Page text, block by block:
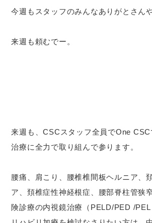
今週もスタッフのみんなありがとさんや
来週も頼むでー。
来週も、CSCスタッフ全員でOne
治療に全力で取り組んで参ります。
腰痛、肩こり、腰椎椎間板ヘルニア、
ア、頚椎症性神経根症、腰部脊柱管狭
険診療の内視鏡治療（PELD/PED /PEL